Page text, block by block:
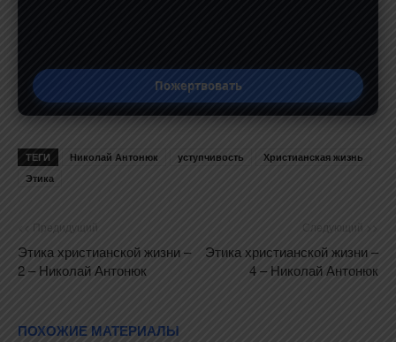
Пожертвовать
ТЕГИ Николай Антонюк уступчивость
Христианская жизнь
Этика
<< Предидущий
Этика христианской жизни –
2 – Николай Антонюк
Следующий >>
Этика христианской жизни –
4 – Николай Антонюк
ПОХОЖИЕ МАТЕРИАЛЫ